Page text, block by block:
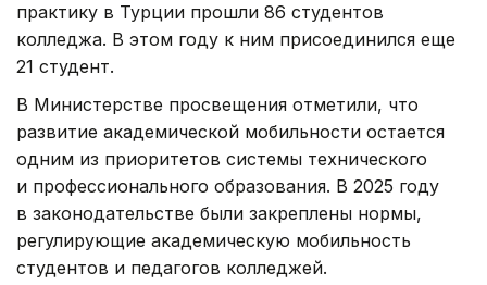
практику в Турции прошли 86 студентов
колледжа. В этом году к ним присоединился еще
21 студент.
В Министерстве просвещения отметили, что
развитие академической мобильности остается
одним из приоритетов системы технического
и профессионального образования. В 2025 году
в законодательстве были закреплены нормы,
регулирующие академическую мобильность
студентов и педагогов колледжей.